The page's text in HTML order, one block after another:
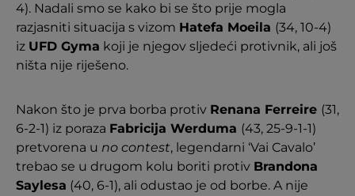
4). Nadali smo se kako bi se što prije mogla
razjasniti situacija s vizom Hatefa Moeila (34, 10-4)
iz UFD Gyma koji je njegov sljedeći protivnik, ali još
ništa nije riješeno.
Nakon što je prva borba protiv Renana Ferreire (31,
6-2-1) iz poraza Fabricija Werduma (43, 25-9-1-1)
pretvorena u no contest, legendarni ‘Vai Cavalo’
trebao se u drugom kolu boriti protiv Brandona
Saylesa (40, 6-1), ali odustao je od borbe. A nije